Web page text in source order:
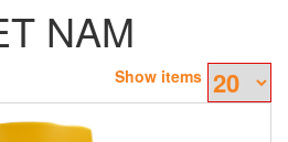
NAM
Show items